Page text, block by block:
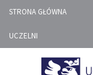
STRONA GŁÓWNA
UCZELNI